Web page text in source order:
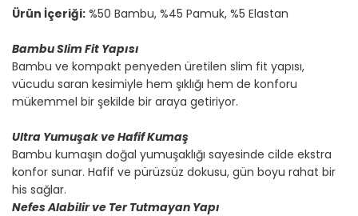
Ürün İçeriği: %50 Bambu, %45 Pamuk, %5 Elastan
Bambu Slim Fit Yapısı
Bambu ve kompakt penyeden üretilen slim fit yapısı,
vücudu saran kesimiyle hem şıklığı hem de konforu
mükemmel bir şekilde bir araya getiriyor.
Ultra Yumuşak ve Hafif Kumaş
Bambu kumaşın doğal yumuşaklığı sayesinde cilde ekstra
konfor sunar. Hafif ve pürüzsüz dokusu, gün boyu rahat bir
his sağlar.
Nefes Alabilir ve Ter Tutmayan Yapı